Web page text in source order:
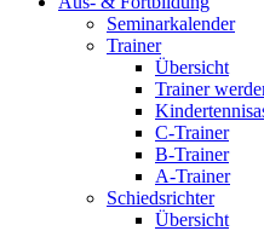
Seminarkalender
Trainer
Übersicht
Trainer
C-Trainer
B-Trainer
A-Trainer
Schiedsrichter
Übersicht